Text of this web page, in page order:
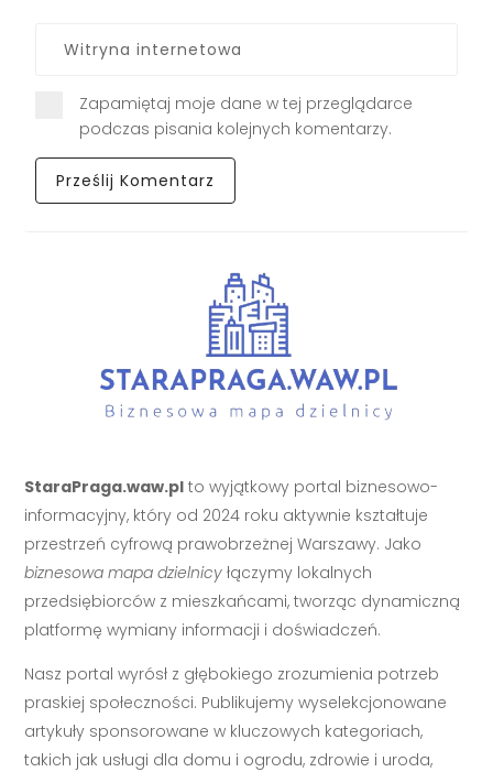
Zapamiętaj moje dane w tej przeglądarce
podczas pisania kolejnych komentarzy.
StaraPraga.waw.pl to wyjątkowy portal biznesowo-
informacyjny, który od 2024 roku aktywnie kształtuje
przestrzeń cyfrową prawobrzeżnej Warszawy. Jako
biznesowa mapa dzielnicy łączymy lokalnych
przedsiębiorców z mieszkańcami, tworząc dynamiczną
platformę wymiany informacji i doświadczeń.
Nasz portal wyrósł z głębokiego zrozumienia potrzeb
praskiej społeczności. Publikujemy wyselekcjonowane
artykuły sponsorowane w kluczowych kategoriach,
takich jak usługi dla domu i ogrodu, zdrowie i uroda,